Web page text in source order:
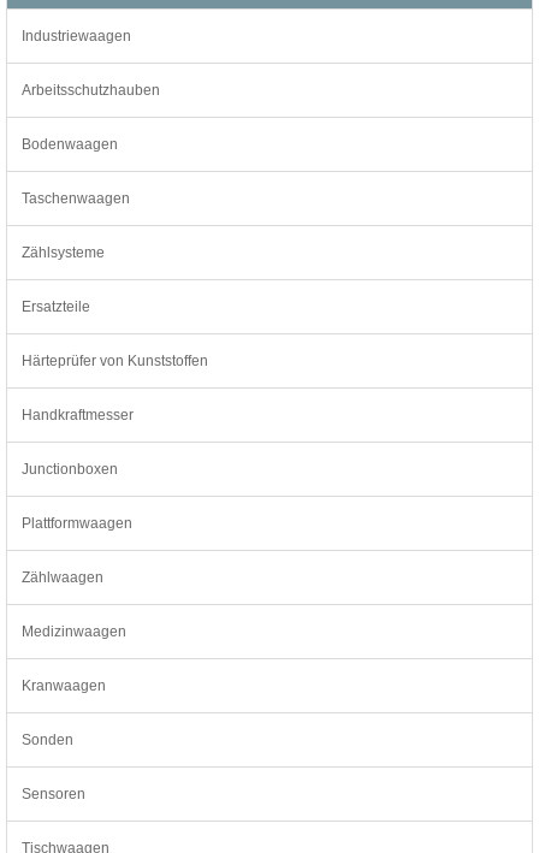
Industriewaagen
Arbeitsschutzhauben
Bodenwaagen
Taschenwaagen
Zählsysteme
Ersatzteile
Härteprüfer von Kunststoffen
Handkraftmesser
Junctionboxen
Plattformwaagen
Zählwaagen
Medizinwaagen
Kranwaagen
Sonden
Sensoren
Tischwaagen